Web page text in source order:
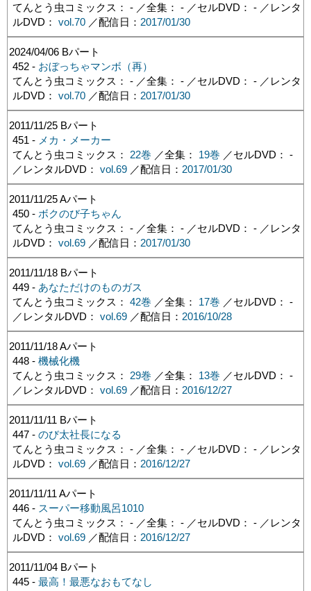
てんとう虫コミックス： - ／全集： - ／セルDVD： - ／レンタ
ルDVD： vol.70／配信日： 2017/01/30
2024/04/06 Bパート
452 - おぼっちゃマンボ（再）
てんとう虫コミックス： - ／全集： - ／セルDVD： - ／レンタ
ルDVD： vol.70／配信日： 2017/01/30
2011/11/25 Bパート
451 - メカ・メーカー
てんとう虫コミックス： 22巻 ／全集： 19巻 ／セルDVD： -
／レンタルDVD： vol.69／配信日： 2017/01/30
2011/11/25Aパート
450 - ボクのび子ちゃん
てんとう虫コミックス： - ／全集： - ／セルDVD： - ／レンタ
ルDVD： vol.69／配信日： 2017/01/30
2011/11/18 Bパート
449 - あなただけのものガス
てんとう虫コミックス： 42巻 ／全集： 17巻 ／セルDVD： -
／レンタルDVD： vol.69／配信日： 2016/10/28
2011/11/18Aパート
448 - 機械化機
てんとう虫コミックス： 29巻 ／全集： 13巻 ／セルDVD： -
／レンタルDVD： vol.69／配信日： 2016/12/27
2011/11/11 Bパート
447 - のび太社長になる
てんとう虫コミックス： - ／全集： - ／セルDVD： - ／レンタ
ルDVD： vol.69／配信日： 2016/12/27
2011/11/11 Aパート
446 - スーパー移動風呂1010
てんとう虫コミックス： - ／全集： - ／セルDVD： - ／レンタ
ルDVD： vol.69／配信日： 2016/12/27
2011/11/04 Bパート
445 - 最高！最悪なおもてなし